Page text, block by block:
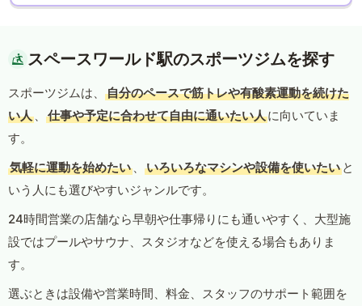
スペースワールド駅のスポーツジムを探す
スポーツジムは、
自分のペースで筋トレや有酸素運動を続けた
い人 、 仕事や予定に合わせて自由に通いたい人に向いていま
す。
気軽に運動を始めたい 、 いろいろなマシンや設備を使いたい と
いう人にも選びやすいジャンルです。
24時間営業の店舗なら早朝や仕事帰りにも通いやすく、大型施
設ではプールやサウナ、スタジオなどを使える場合もありま
す。
選ぶときは設備や営業時間、料金、スタッフのサポート範囲を